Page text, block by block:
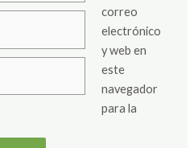
correo
electrónico
y web en
este
navegador
para la